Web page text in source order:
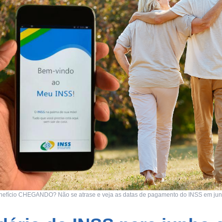
CHEGANDO? Não se atrase e veja as datas de pagamento do INSS em